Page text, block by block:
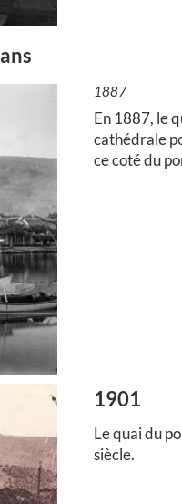
1887
En 1887, le
cathédrale
ce coté du
1901
Le quai du
siècle.